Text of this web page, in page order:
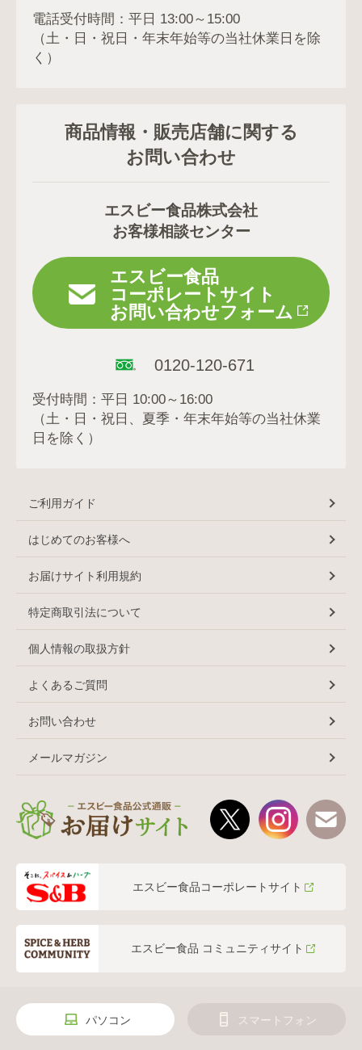
電話受付時間：平日 13:00～15:00
（土・日・祝日・年末年始等の当社休業日を除
く）
商品情報・販売店舗に関する
お問い合わせ
エスビー食品株式会社
お客様相談センター
エスビー食品
コーポレートサイト
お問い合わせフォーム
0120-120-671
受付時間：平日 10:00～16:00
（土・日・祝日、夏季・年末年始等の当社休業
日を除く）
ご利用ガイド
はじめてのお客様へ
お届けサイト利用規約
特定商取引法について
個人情報の取扱方針
よくあるご質問
お問い合わせ
メールマガジン
エスビー食品コーポレートサイト
エスビー食品 コミュニティサイト
パソコン スマートフォン